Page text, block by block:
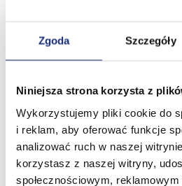
Zgoda Szczegóły
Niniejsza strona korzysta z
Wykorzystujemy pliki cookie do
i reklam, aby oferować funkcje
analizować ruch w naszej
korzystasz z naszej witryny,
społecznościowym, reklamowym
z sukcesem budować